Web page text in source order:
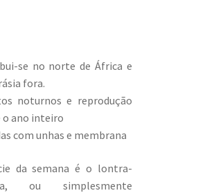
se no norte de África e
fora.
noturnos e reprodução
o ano inteiro
com unhas e membrana
da semana é o lontra-
ou simplesmente